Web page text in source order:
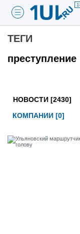
ТЕГИ
преступление
НОВОСТИ [2430]
КОМПАНИИ [0]